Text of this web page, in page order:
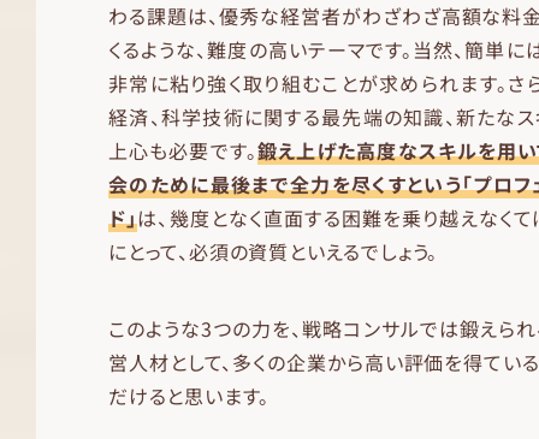
わる課題は、優秀な経営者がわざわざ高額な料
くるような、難度の高いテーマです。当然、簡単
非常に粘り強く取り組むことが求められます。さ
経済、科学技術に関する最先端の知識、新たな
上心も必要です。鍛え上げた高度なスキルを用い
会のために最後まで全力を尽くすという「プロフ
ド」は、幾度となく直面する困難を乗り越えなく
にとって、必須の資質といえるでしょう。
このような3つの力を、戦略コンサルでは鍛えられ
営人材として、多くの企業から高い評価を得てい
だけると思います。